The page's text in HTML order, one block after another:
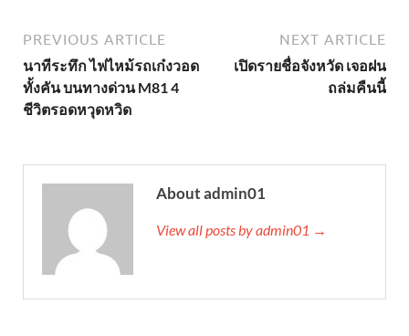
PREVIOUS ARTICLE
นาทีระทึก ไฟไหม้รถเก๋งวอด
ทั้งคัน บนทางด่วน M81 4
ชีวิตรอดหวุดหวิด
NEXT ARTICLE
เปิดรายชื่อจังหวัด เจอฝน
ถล่มคืนนี้
About admin01
View all posts by admin01 →